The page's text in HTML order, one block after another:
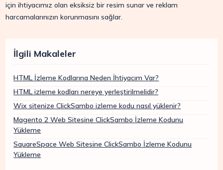
için ihtiyacımız olan eksiksiz bir resim sunar ve reklam
harcamalarınızın korunmasını sağlar.
İlgili Makaleler
HTML İzleme Kodlarına Neden İhtiyacım Var?
HTML izleme kodları nereye yerleştirilmelidir?
Wix sitenize ClickSambo izleme kodu nasıl yüklenir?
Magento 2 Web Sitesine ClickSambo İzleme Kodunu
Yükleme
SquareSpace Web Sitesine ClickSambo İzleme Kodunu
Yükleme